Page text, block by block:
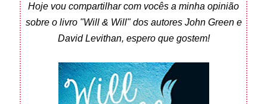
Hoje vou compartilhar com vocês a minha opinião
sobre o livro "Will & Will" dos autores John Green e
David Levithan, espero que gostem!